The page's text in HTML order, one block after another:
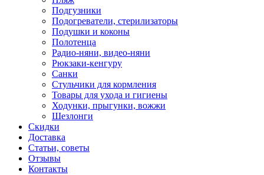
Подгузники
Подогреватели, стерилизаторы
Подушки и коконы
Полотенца
Радио-няни, видео-няни
Рюкзаки-кенгуру
Санки
Стульчики для кормления
Товары для ухода и гигиены
Ходунки, прыгунки, вожжи
Шезлонги
Скидки
Доставка
Статьи, советы
Отзывы
Контакты